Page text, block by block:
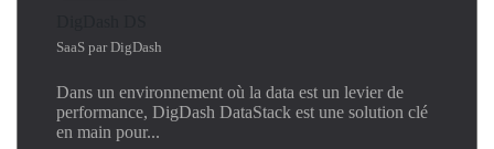
SaaS par DigDash
Dans un environnement où la data est un levier de
performance, DigDash DataStack est une solution clé
en main pour...